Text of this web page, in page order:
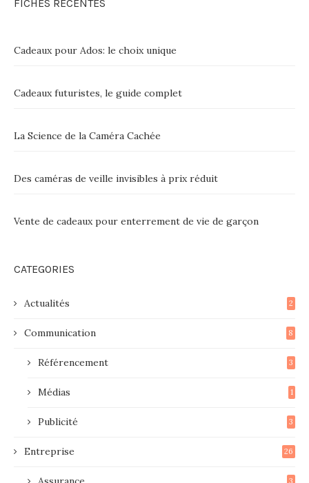
FICHES RÉCENTES
Cadeaux pour Ados: le choix unique
Cadeaux futuristes, le guide complet
La Science de la Caméra Cachée
Des caméras de veille invisibles à prix réduit
Vente de cadeaux pour enterrement de vie de garçon
CATEGORIES
Actualités 2
Communication 8
Référencement 3
Médias 1
Publicité 3
Entreprise 26
3